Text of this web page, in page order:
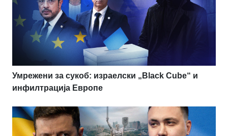
Умрежени за сукоб: израелски „Black Cube“ и
инфилтрација Европе